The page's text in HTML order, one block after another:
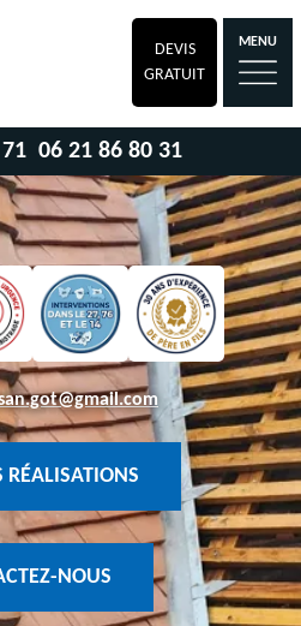
DEVIS
GRATUIT
MENU
06 21 86 80 31
RÉALISATIONS
NOUS